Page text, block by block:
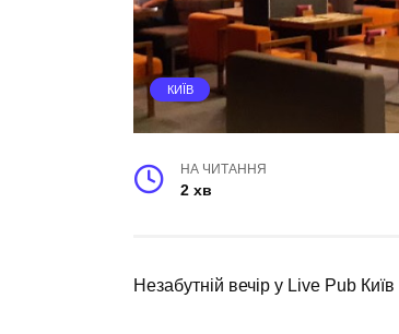
КИЇВ
НА ЧИТАННЯ
2 хв
Незабутній вечір у Live Pub Київ